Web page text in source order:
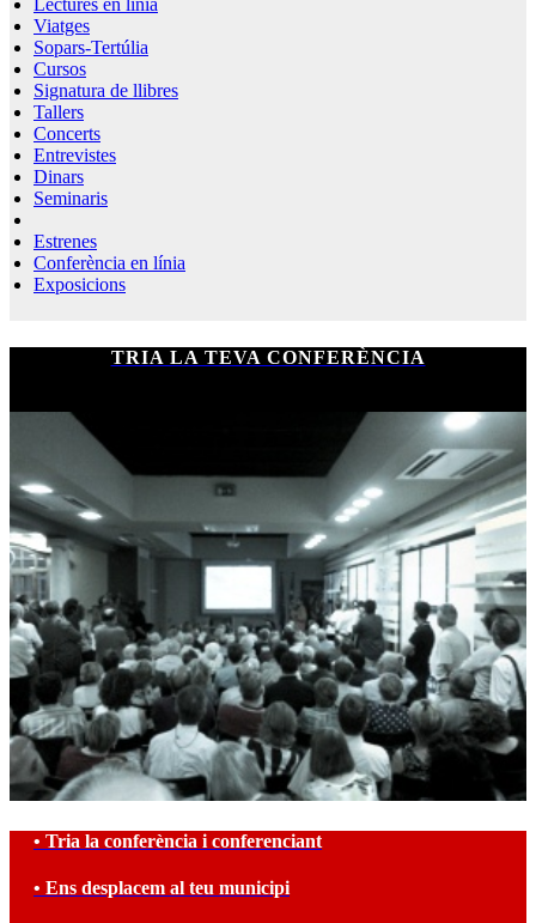
Lectures en linia
Viatges
Sopars-Tertúlia
Cursos
Signatura de llibres
Tallers
Concerts
Entrevistes
Dinars
Seminaris
Estrenes
Conferència en línia
Exposicions
TRIA LA TEVA CONFERÈNCIA
• Tria la conferència i conferenciant
• Ens desplacem al teu municipi